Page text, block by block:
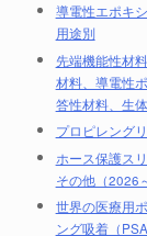
導電性エポキ
用途別
先端機能性材
材料、導電性
答性材料、生
プロピレング
ホース保護ス
その他（2026
世界の医療用
ング吸着（